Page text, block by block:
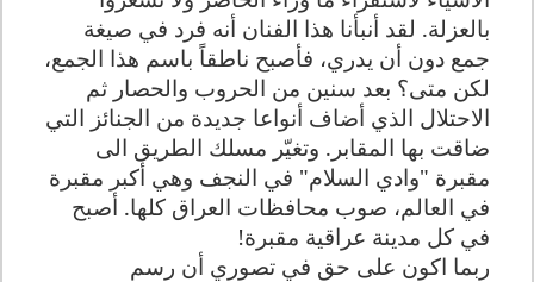
بالعزلة. لقد أنبأنا هذا الفنان أنه فرد في صيغة
جمع دون أن يدري، فأصبح ناطقاً باسم هذا الجمع،
لكن متى؟ بعد سنين من الحروب والحصار ثم
الاحتلال الذي أضاف أنواعا جديدة من الجنائز التي
ضاقت بها المقابر. وتغيّر مسلك الطريق الى
مقبرة "وادي السلام" في النجف وهي أكبر مقبرة
في العالم، صوب محافظات العراق كلها. أصبح
في كل مدينة عراقية مقبرة!
ربما اكون على حق في تصوري أن رسم